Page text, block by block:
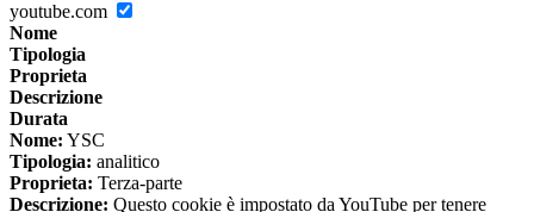
youtube.com
Nome
Tipologia
Proprieta
Descrizione
Durata
Nome: YSC
Tipologia: analitico
Proprieta: Terza-parte
Descrizione: Questo cookie è impostato da YouTube per tenere